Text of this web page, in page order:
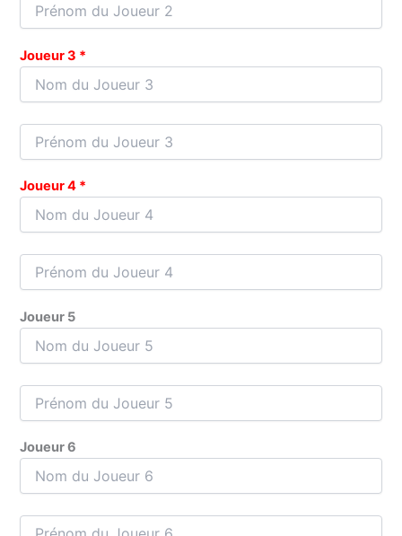
Joueur 3 *
Joueur 4 *
Joueur 5
Joueur 6